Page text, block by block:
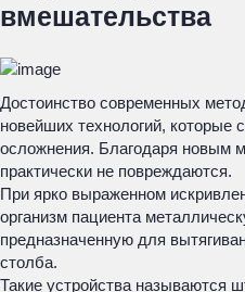
вмешательства
Достоинство современных
новейших технологий,
осложнения. Благодаря новым
практически не повреждаются.
При ярко выраженном
организм пациента
предназначенную для
столба.
Такие устройства называются